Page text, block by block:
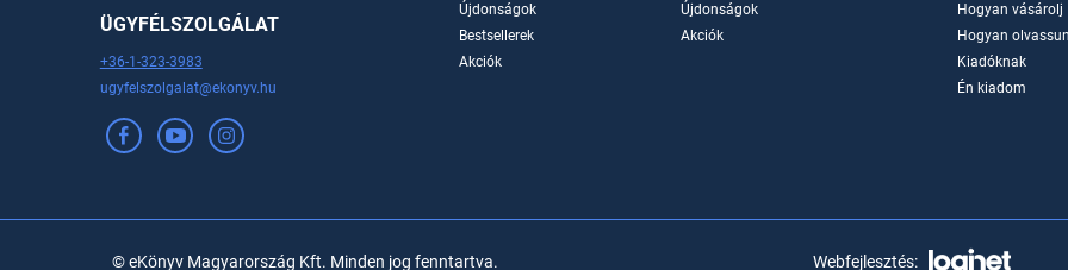
ÜGYFÉLSZOLGÁLAT
+36-1-323-3983
ugyfelszolgalat@ekonyv.hu
Újdonságok
Bestsellerek
Akciók
Újdonságok
Akciók
Hogyan vásárolj
Hogyan
Kiadóknak
Én kiadom
© eKönyv Magyarország Kft. Minden jog fenntartva. Webfejlesztés: